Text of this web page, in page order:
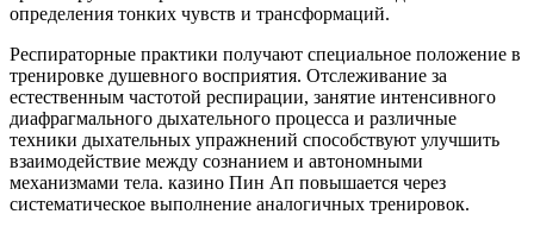
определения тонких чувств и трансформаций.
Респираторные практики получают специальное положение в
тренировке душевного восприятия. Отслеживание за
естественным частотой респирации, занятие интенсивного
диафрагмального дыхательного процесса и различные
техники дыхательных упражнений способствуют улучшить
взаимодействие между сознанием и автономными
механизмами тела. казино Пин Ап повышается через
систематическое выполнение аналогичных тренировок.